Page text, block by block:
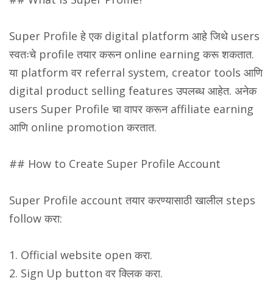
Super Profile हे एक digital platform आहे जिथे users
स्वतःचे profile तयार करून online earning करू शकतात.
या platform वर referral system, creator tools आणि
digital product selling features उपलब्ध आहेत. अनेक
users Super Profile चा वापर करून affiliate earning
आणि online promotion करतात.
## How to Create Super Profile Account
Super Profile account तयार करण्यासाठी खालील steps
follow करा:
1. Official website open करा.
2. Sign Up button वर क्लिक करा.